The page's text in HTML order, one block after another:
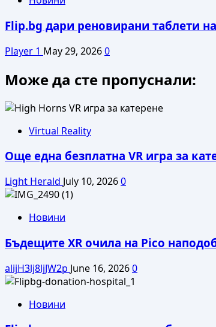
Flip.bg дари реновирани таблети
Player 1 May 29, 20260
Може да сте пропуснали:
Virtual Reality
Още една безплатна VR игра за
Light Herald July 10, 20260
Новини
Бъдещите XR очила на Pico
alijH3lj8ljJW2p June 16, 20260
Новини